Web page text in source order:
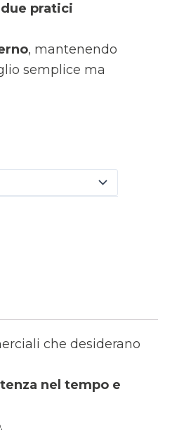
pratici
, mantenendo
semplice ma
che desiderano
nel tempo e
.